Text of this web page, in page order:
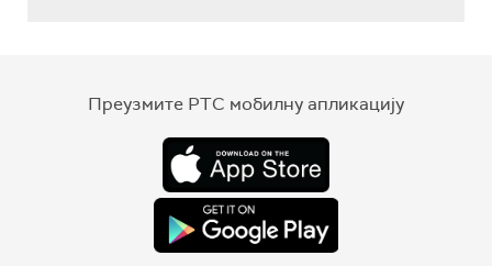
Преузмите РТС мобилну апликацију